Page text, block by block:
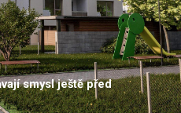
smysl ještě před